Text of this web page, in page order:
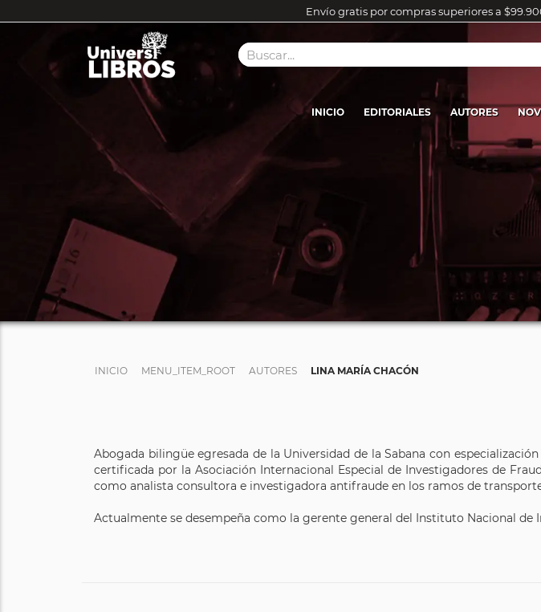
Envío gratis por compras superiores a
INICIO EDITORIALES AUTORES
INICIO MENU_ITEM_ROOT AUTORES LINA MARÍA CHACÓN
Abogada bilingüe egresada de la Universidad de la Sabana con
certificada por la Asociación Internacional Especial de Investigadores de
como analista consultora e investigadora antifraude en los ramos de
Actualmente se desempeña como la gerente general del Instituto Nacional de